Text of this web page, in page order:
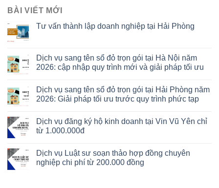
BÀI VIẾT MỚI
Tư vấn thành lập doanh nghiệp tại Hải Phòng
Dịch vụ sang tên sổ đỏ trọn gói tại Hà Nội năm
2026: cập nhập quy trình mới và giải pháp tối ưu
Dịch vụ sang tên sổ đỏ trọn gói tại Hải Phòng năm
2026: Giải pháp tối ưu trước quy trình phức tạp
Dịch vụ đăng ký hộ kinh doanh tại Vin Vũ Yên chỉ
từ 1.000.000đ
Dịch vụ Luật sư soạn thảo hợp đồng chuyên
nghiệp chi phí từ 200.000 đồng